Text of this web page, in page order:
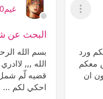
عرض القائمة
ورد
اناقش معكم
ان
غيم2000
البحث عن
بسم الله
الله ,,,
قضيه لّم
احكي لكم ...